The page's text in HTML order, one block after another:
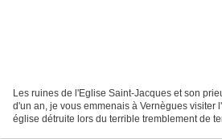
Les ruines de l'Eglise Saint-Jacques et son
d'un an, je vous emmenais à Vernègues visiter
église détruite lors du terrible tremblement de